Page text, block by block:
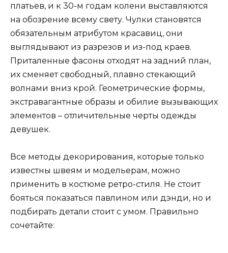
платьев, и к 30-м годам колени выставляются
на обозрение всему свету. Чулки становятся
обязательным атрибутом красавиц, они
выглядывают из разрезов и из-под краев.
Приталенные фасоны отходят на задний план,
их сменяет свободный, плавно стекающий
волнами вниз крой. Геометрические формы,
экстравагантные образы и обилие вызывающих
элементов – отличительные черты одежды
девушек.
Все методы декорирования, которые только
известны швеям и модельерам, можно
применить в костюме ретро-стиля. Не стоит
бояться показаться павлином или дэнди, но и
подбирать детали стоит с умом. Правильно
сочетайте: